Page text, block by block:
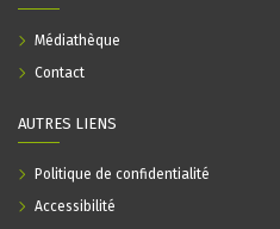
Médiathèque
Contact
AUTRES LIENS
Politique de confidentialité
Accessibilité